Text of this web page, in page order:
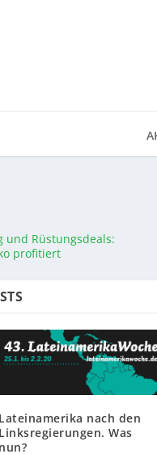
und Rüstungsdeals:
profitiert
Lateinamerika nach den
Linksregierungen. Was
nun?